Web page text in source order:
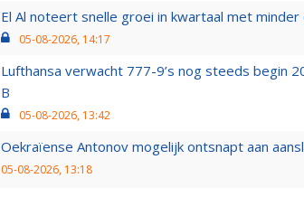
El Al noteert snelle groei in kwartaal met
05-08-2026, 14:17
Lufthansa verwacht 777-9’s nog steeds begin
B
05-08-2026, 13:42
Oekraïense Antonov mogelijk ontsnapt aan
05-08-2026, 13:18